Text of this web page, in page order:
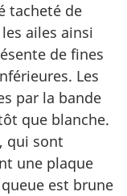
tacheté de
ailes ainsi
de fines
Les
par la bande
que blanche.
qui sont
une plaque
est brune